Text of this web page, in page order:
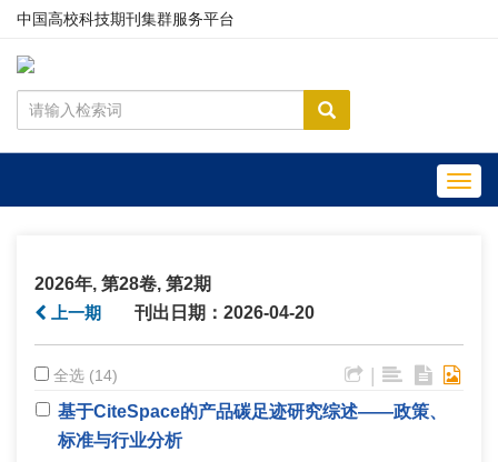
中国高校科技期刊集群服务平台
2026年, 第28卷, 第2期
刊出日期：2026-04-20
上一期
全选 (14)
基于CiteSpace的产品碳足迹研究综述——政策、
标准与行业分析